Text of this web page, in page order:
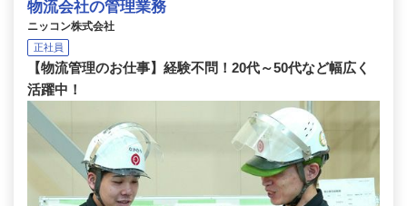
物流会社の管理業務
ニッコン株式会社
正社員
【物流管理のお仕事】経験不問！20代～50代など幅広く
活躍中！